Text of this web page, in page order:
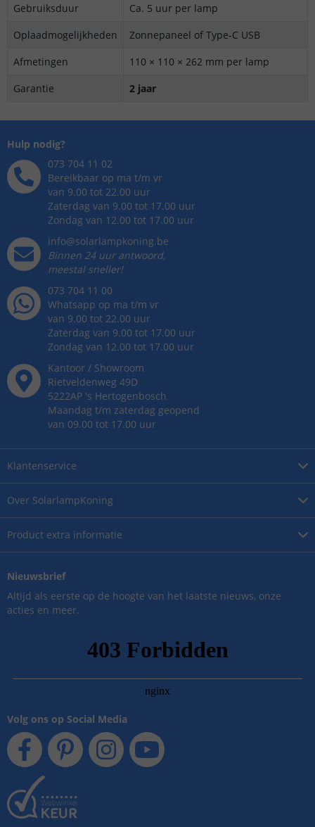
Gebruiksduur
Ca. 5 uur per lamp
Oplaadmogelijkheden
Zonnepaneel of Type-C USB
Afmetingen
110 × 110 × 262 mm per lamp
Garantie
2 jaar
Over SolarlampKoning
Product extra informatie
Klantenservice
Hulp nodig?
073 704 11 02
Bereikbaar op ma t/m vr
van 9.00 tot 22.00 uur
Zaterdag van 9.00 tot 17.00 uur
Zondag van 12.00 tot 17.00 uur
info@solarlampkoning.be
Binnen 24 uur antwoord,
meestal sneller!
073 704 11 00
Whatsapp op ma t/m vr
van 9.00 tot 22.00 uur
Zaterdag van 9.00 tot 17.00 uur
Zondag van 12.00 tot 17.00 uur
Kantoor / Showroom
Rietveldenweg 49D
5222AP 's Hertogenbosch
Maandag t/m zaterdag geopend
van 09.00 tot 17.00 uur
Nieuwsbrief
Altijd als eerste op de hoogte van het laatste nieuws, onze
acties en meer.
Volg ons op Social Media